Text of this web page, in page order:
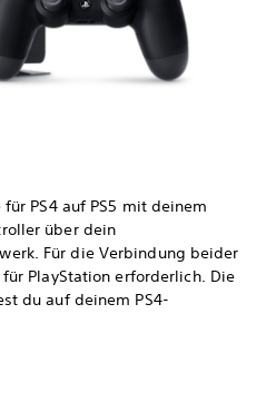
PS4 auf PS5 mit deinem
über dein
Für die Verbindung beider
PlayStation erforderlich. Die
du auf deinem PS4-